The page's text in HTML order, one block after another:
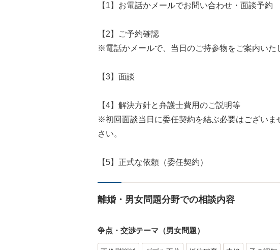
【1】お電話かメールでお問い合わせ・面談予約
【2】ご予約確認
※電話かメールで、当日のご持参物をご案内いた
【3】面談
【4】解決方針と弁護士費用のご説明等
※初回面談当日に委任契約を結ぶ必要はござい
さい。
【5】正式な依頼（委任契約）
離婚・男女問題分野での相談内容
争点・交渉テーマ（男女問題）